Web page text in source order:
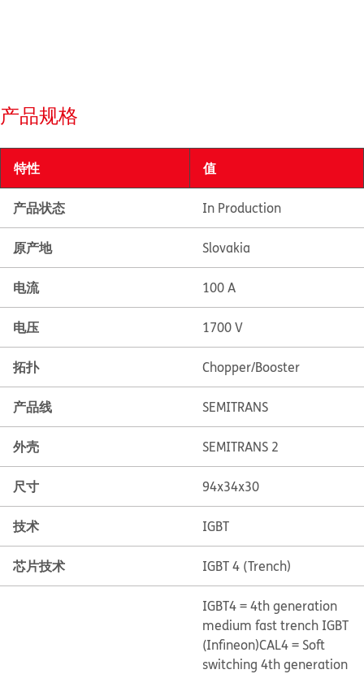
产品规格
特性 值
产品状态 In Production
原产地 Slovakia
电流 100 A
电压 1700 V
拓扑 Chopper/Booster
产品线 SEMITRANS
外壳 SEMITRANS 2
尺寸 94x34x30
技术 IGBT
芯片技术 IGBT 4 (Trench)
IGBT4 = 4th generation
medium fast trench IGBT
(Infineon)CAL4 = Soft
switching 4th generation